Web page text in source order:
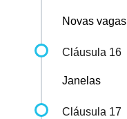
Novas vagas
Cláusula 16
Janelas
Cláusula 17